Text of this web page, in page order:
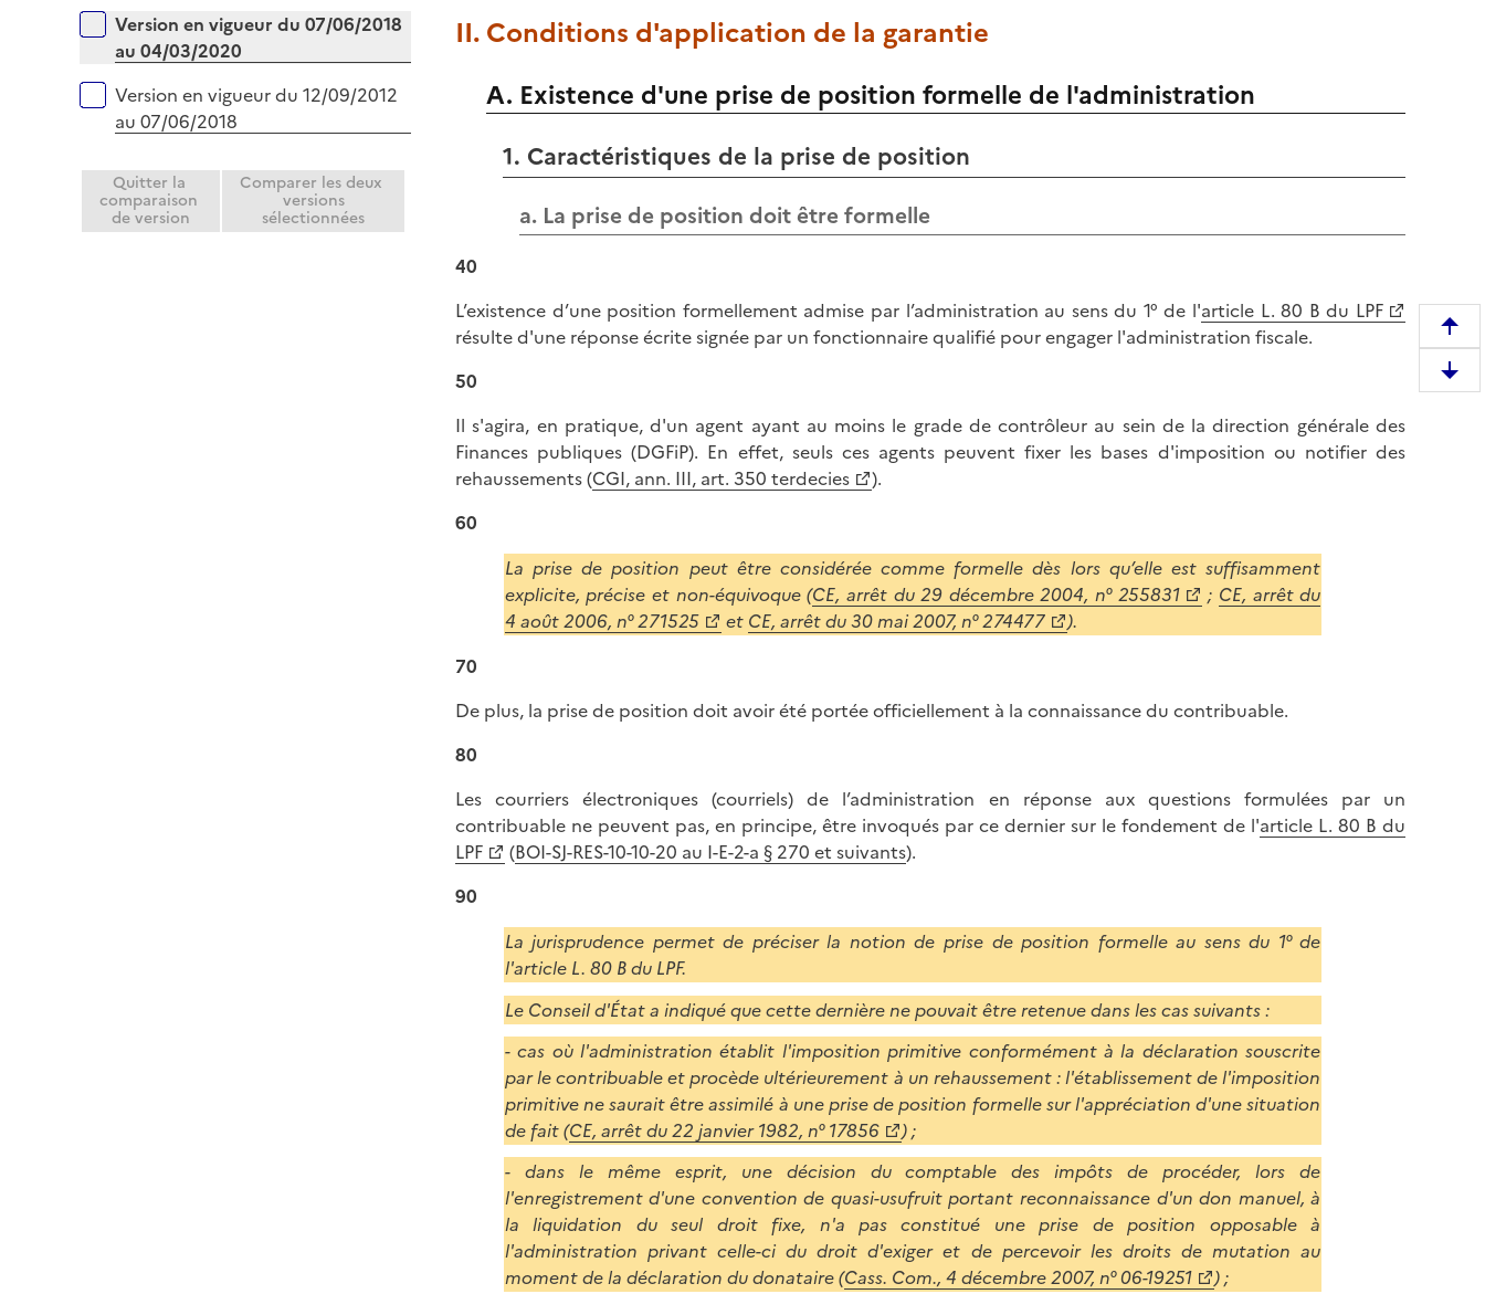
Version en vigueur du 07/06/2018
au 04/03/2020
Version en vigueur du 12/09/2012
au 07/06/2018
Quitter la
comparaison
de version
Comparer les deux
versions
sélectionnées
II. Conditions d'application de la garantie
A. Existence d'une prise de position formelle de l'administration
1. Caractéristiques de la prise de position
a. La prise de position doit être formelle
40
L’existence d’une position formellement admise par l’administration au sens du 1° de l'article L. 80 B du LPF
résulte d'une réponse écrite signée par un fonctionnaire qualifié pour engager l'administration fiscale.
50
Il s'agira, en pratique, d'un agent ayant au moins le grade de contrôleur au sein de la direction générale des
Finances publiques (DGFiP). En effet, seuls ces agents peuvent fixer les bases d'imposition ou notifier des
rehaussements (CGI, ann. III, art. 350 terdecies
).
60
La prise de position peut être considérée comme formelle dès lors qu’elle est suffisamment
explicite, précise et non-équivoque (CE, arrêt du 29 décembre 2004, n° 255831 ; CE, arrêt du
4 août 2006, n° 271525
et CE, arrêt du 30 mai 2007, n° 274477
).
70
De plus, la prise de position doit avoir été portée officiellement à la connaissance du contribuable.
80
Les courriers électroniques (courriels) de l’administration en réponse aux questions formulées par un
contribuable ne peuvent pas, en principe, être invoqués par ce dernier sur le fondement de l'article L. 80 B du
LPF
(BOI-SJ-RES-10-10-20 au I-E-2-a § 270 et suivants).
90
La jurisprudence permet de préciser la notion de prise de position formelle au sens du 1° de
l'article L. 80 B du LPF.
Le Conseil d'État a indiqué que cette dernière ne pouvait être retenue dans les cas suivants :
- cas où l'administration établit l'imposition primitive conformément à la déclaration souscrite
par le contribuable et procède ultérieurement à un rehaussement : l'établissement de l'imposition
primitive ne saurait être assimilé à une prise de position formelle sur l'appréciation d'une situation
de fait (CE, arrêt du 22 janvier 1982, n° 17856
) ;
- dans le même esprit, une décision du comptable des impôts de procéder, lors de
l'enregistrement d'une convention de quasi-usufruit portant reconnaissance d'un don manuel, à
la liquidation du seul droit fixe, n'a pas constitué une prise de position opposable à
l'administration privant celle-ci du droit d'exiger et de percevoir les droits de mutation au
moment de la déclaration du donataire (Cass. Com., 4 décembre 2007, n° 06-19251 ) ;
e
m
D